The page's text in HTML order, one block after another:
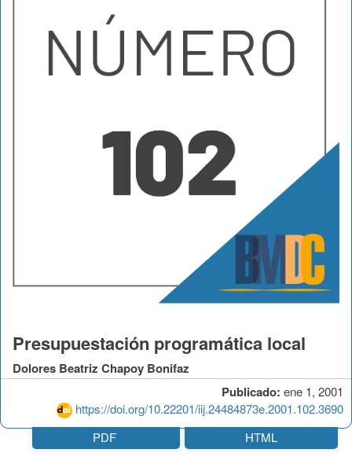
Publicado: ene 1, 2001
https://doi.org/10.22201/iij.24484873e.2001.102.3690
Presupuestación programática local
Dolores Beatriz Chapoy Bonifaz
PDF HTML